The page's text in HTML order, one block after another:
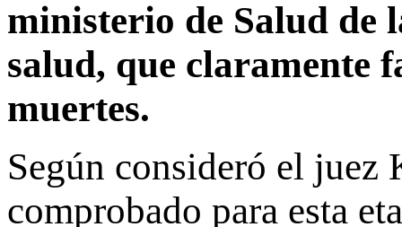
ministerio de Salud de
salud, que claramente
muertes.
Según consideró el juez
comprobado para esta